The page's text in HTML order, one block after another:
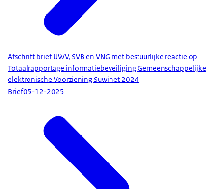
Afschrift brief UWV, SVB en VNG met bestuurlijke reactie op
Totaalrapportage informatiebeveiliging Gemeenschappelijke
elektronische Voorziening Suwinet 2024
Brief05-12-2025